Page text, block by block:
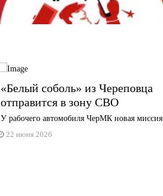
«Белый соболь» из Череповца
отправится в зону СВО
У рабочего автомобиля ЧерМК новая миссия
22 июня 2026